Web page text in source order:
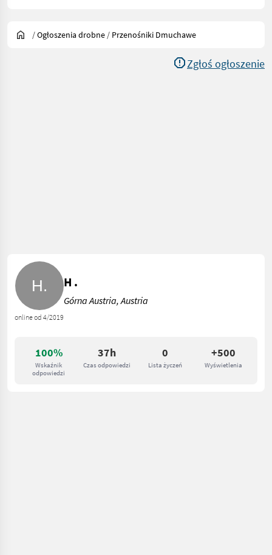
/Ogłoszenia drobne / Przenośniki Dmuchawe
Zgłoś ogłoszenie
100%
Wskaźnik
odpowiedzi
37h
Czas odpowiedzi
0
Lista życzeń
+500
Wyświetlenia
online od 4/2019
H .
Górna Austria, Austria